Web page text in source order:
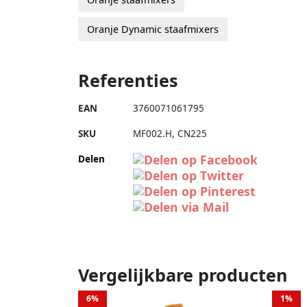
Oranje Dynamic staafmixers
Referenties
EAN 3760071061795
SKU MF002.H, CN225
Delen
Vergelijkbare producten
6% 1%